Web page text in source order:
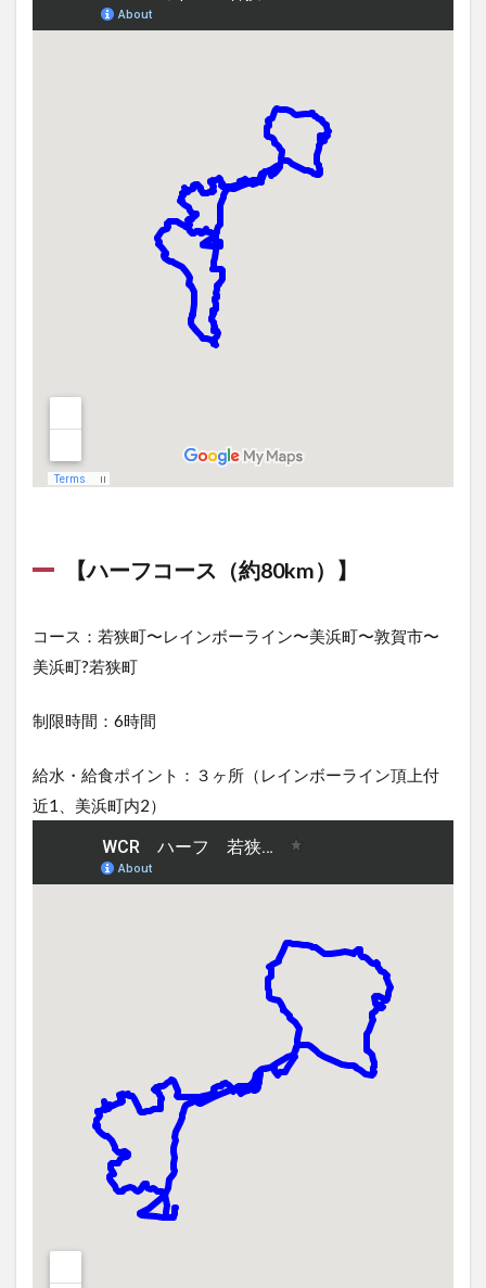
【ハーフコース（約80km）】
コース：若狭町〜レインボーライン〜美浜町〜敦賀市〜
美浜町?若狭町
制限時間：6時間
給水・給食ポイント：３ヶ所（レインボーライン頂上付
近1、美浜町内2）